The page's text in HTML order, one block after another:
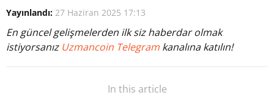
Yayınlandı: 27 Haziran 2025 17:13
En güncel gelişmelerden ilk siz haberdar olmak
istiyorsanız Uzmancoin Telegram kanalına katılın!
In this article